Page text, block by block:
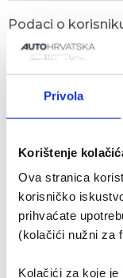
Privola
Korištenje
Ova stranica
korisničko
prihvaćate
(kolačići nužni za
Kolačići za koje
Podaci o
3
Usluge:
servis